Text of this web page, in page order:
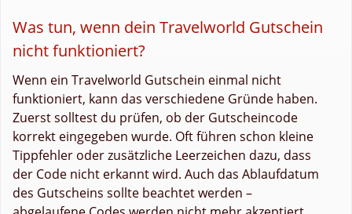
Was tun, wenn dein Travelworld Gutschein
nicht funktioniert?
Wenn ein Travelworld Gutschein einmal nicht
funktioniert, kann das verschiedene Gründe haben.
Zuerst solltest du prüfen, ob der Gutscheincode
korrekt eingegeben wurde. Oft führen schon kleine
Tippfehler oder zusätzliche Leerzeichen dazu, dass
der Code nicht erkannt wird. Auch das Ablaufdatum
des Gutscheins sollte beachtet werden –